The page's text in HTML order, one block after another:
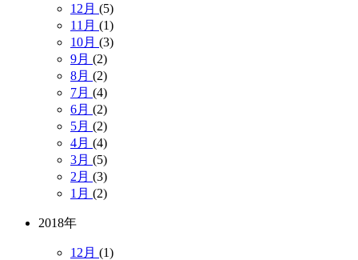
12月 (5)
11月 (1)
10月 (3)
9月 (2)
8月 (2)
7月 (4)
6月 (2)
5月 (2)
4月 (4)
3月 (5)
2月 (3)
1月 (2)
2018年
12月 (1)